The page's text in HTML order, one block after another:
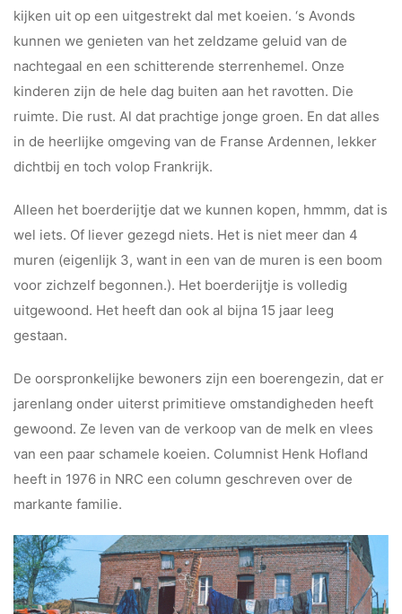
kijken uit op een uitgestrekt dal met koeien. ‘s Avonds
kunnen we genieten van het zeldzame geluid van de
nachtegaal en een schitterende sterrenhemel. Onze
kinderen zijn de hele dag buiten aan het ravotten. Die
ruimte. Die rust. Al dat prachtige jonge groen. En dat alles
in de heerlijke omgeving van de Franse Ardennen, lekker
dichtbij en toch volop Frankrijk.
Alleen het boerderijtje dat we kunnen kopen, hmmm, dat is
wel iets. Of liever gezegd niets. Het is niet meer dan 4
muren (eigenlijk 3, want in een van de muren is een boom
voor zichzelf begonnen.). Het boerderijtje is volledig
uitgewoond. Het heeft dan ook al bijna 15 jaar leeg
gestaan.
De oorspronkelijke bewoners zijn een boerengezin, dat er
jarenlang onder uiterst primitieve omstandigheden heeft
gewoond. Ze leven van de verkoop van de melk en vlees
van een paar schamele koeien. Columnist Henk Hofland
heeft in 1976 in NRC een column geschreven over de
markante familie.